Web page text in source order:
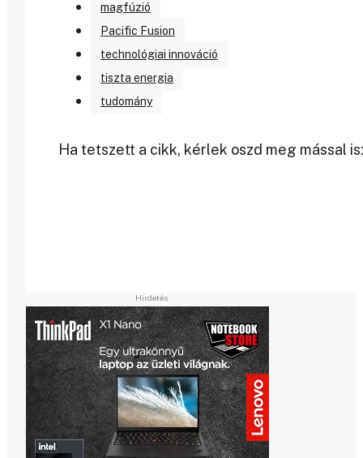
magfúzió
Pacific Fusion
technológiai innováció
tiszta energia
tudomány
Ha tetszett a cikk, kérlek oszd meg mással is: